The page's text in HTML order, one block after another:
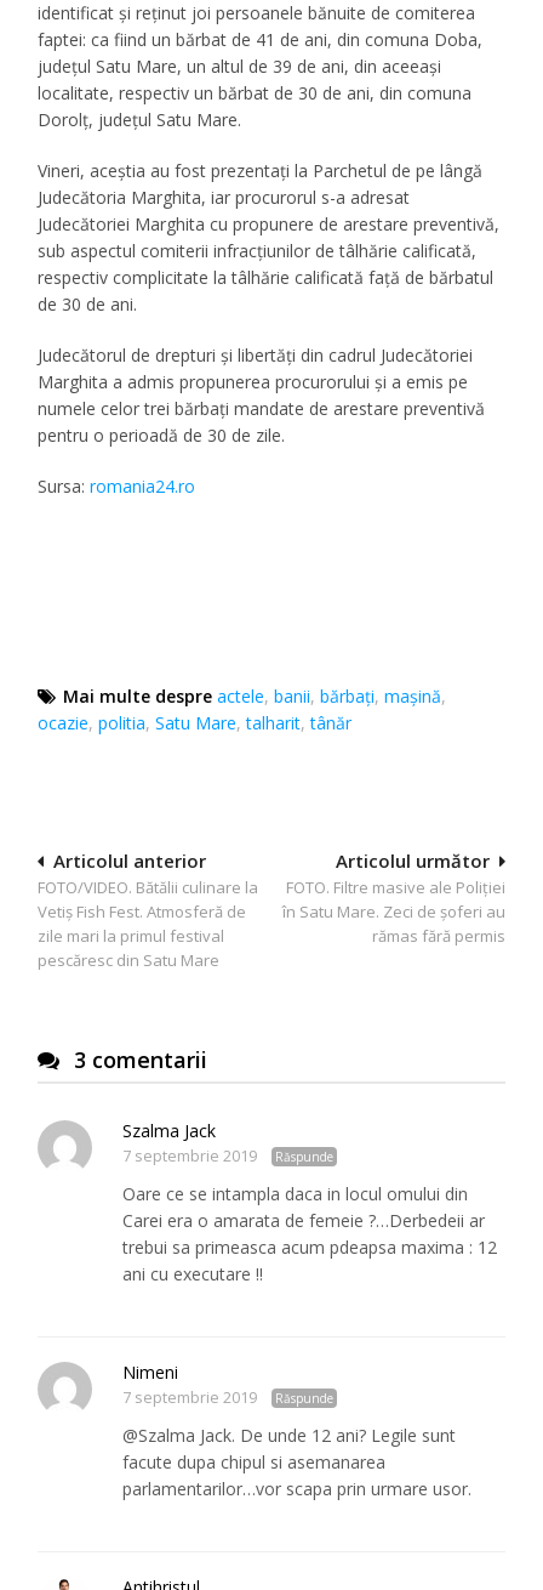
identificat și reținut joi persoanele bănuite de comiterea
faptei: ca fiind un bărbat de 41 de ani, din comuna Doba,
județul Satu Mare, un altul de 39 de ani, din aceeași
localitate, respectiv un bărbat de 30 de ani, din comuna
Dorolţ, judeţul Satu Mare.
Vineri, aceștia au fost prezentați la Parchetul de pe lângă
Judecătoria Marghita, iar procurorul s-a adresat
Judecătoriei Marghita cu propunere de arestare preventivă,
sub aspectul comiterii infracțiunilor de tâlhărie calificată,
respectiv complicitate la tâlhărie calificată față de bărbatul
de 30 de ani.
Judecătorul de drepturi și libertăți din cadrul Judecătoriei
Marghita a admis propunerea procurorului și a emis pe
numele celor trei bărbați mandate de arestare preventivă
pentru o perioadă de 30 de zile.
Sursa:romania24.ro
Mai multe despre actele,banii,bărbaţi,mașină,
ocazie,politia,Satu Mare,talharit,tânăr
Navigare
în
articole
Articolul următor
FOTO. Filtre masive ale Poliției
în Satu Mare. Zeci de șoferi au
rămas fără permis
Articolul anterior
FOTO/VIDEO. Bătălii culinare la
Vetiș Fish Fest. Atmosferă de
zile mari la primul festival
pescăresc din Satu Mare
3 comentarii
Szalma Jack
7 septembrie 2019 Răspunde
Oare ce se intampla daca in locul omului din
Carei era o amarata de femeie ?…Derbedeii ar
trebui sa primeasca acum pdeapsa maxima : 12
ani cu executare !!
Nimeni
7 septembrie 2019 Răspunde
@Szalma Jack. De unde 12 ani? Legile sunt
facute dupa chipul si asemanarea
parlamentarilor…vor scapa prin urmare usor.